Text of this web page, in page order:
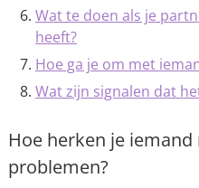
Wat te doen als je
heeft?
Hoe ga je om met
Wat zijn signalen dat
Hoe herken je
problemen?